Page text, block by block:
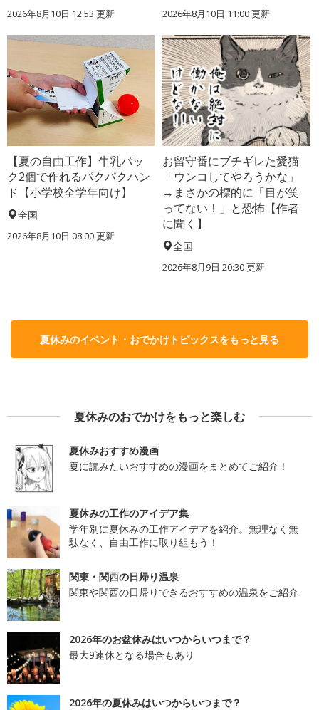
2026年8月10日 12:53 更新 2026年8月10日 11:00更新
【夏の自由工作】牛乳パッ
ク2個で作れるパクパクハン
ド【小学校全学年向け】
全国
2026年8月10日 08:00更新
お留守番にブチギレた愛猫
「ウンコしてやろうかな」
→まさかの標的に「目が笑
ってない！」と恐怖【作者
に聞く】
全国
2026年8月9日 20:30更新
夏休みのイベント・おでかけトピックスをもっと見る
夏休みのおでかけをもっと楽しむ
夏休みおすすめ漫画
夏に読みたいおすすめの漫画をまとめてご紹介！
夏休みの工作のアイデア集
学年別に夏休みの工作アイデアを紹介。無理なく無
駄なく、自由工作に取り組もう！
関東・関西の日帰り温泉
関東や関西の日帰りできるおすすめの温泉をご紹介
2026年のお盆休みはいつからいつまで？
最大9連休となる場合もあり
2026年の夏休みはいつからいつまで？